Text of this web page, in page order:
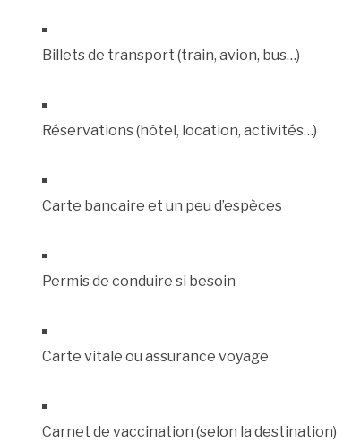
Billets de transport (train, avion, bus…)
Réservations (hôtel, location, activités…)
Carte bancaire et un peu d’espèces
Permis de conduire si besoin
Carte vitale ou assurance voyage
Carnet de vaccination (selon la destination)